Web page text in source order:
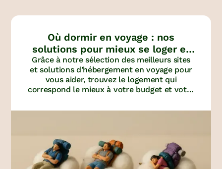
Où dormir en voyage : nos
solutions pour mieux se loger et
économiser
Grâce à notre sélection des meilleurs sites
et solutions d’hébergement en voyage pour
vous aider, trouvez le logement qui
correspond le mieux à votre budget et votre